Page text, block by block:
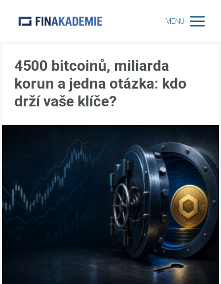
MENU
4500 bitcoinů, miliarda
korun a jedna otázka: kdo
drží vaše klíče?